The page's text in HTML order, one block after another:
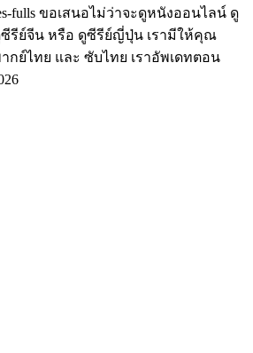
fulls ขอเสนอไม่ว่าจะดูหนังออนไลน์ ดู
ซีรีย์จีน หรือ ดูซีรีย์ญี่ปุ่น เรามีให้คุณ
กย์ไทย และ ซับไทย เราอัพเดทตอน